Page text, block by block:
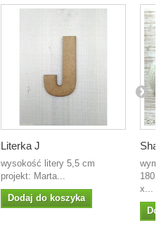
Literka J
wysokość litery 5,5 cm
projekt: Marta...
Dodaj do koszyka
x...